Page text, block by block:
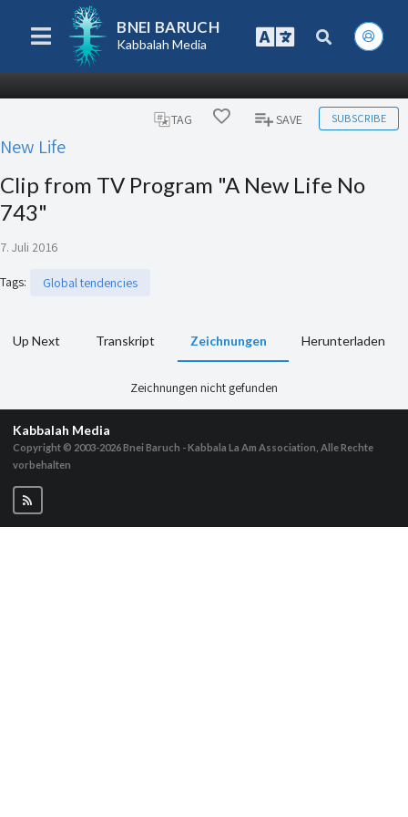
BNEI BARUCH
Kabbalah Media
TAG SAVE SUBSCRIBE
New Life
Clip from TV Program "A New Life No
743"
7. Juli 2016
Tags: Global tendencies
Up Next Transkript Zeichnungen Herunterladen
Zeichnungen nicht gefunden
Kabbalah Media
Copyright © 2003-2026Bnei Baruch - Kabbala La Am Association, Alle Rechte
vorbehalten